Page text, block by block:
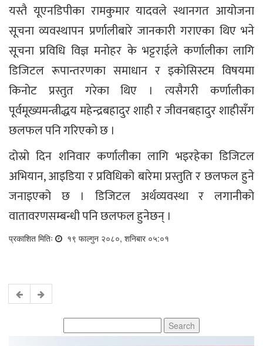
यस्तै यूएनडिपीका रामकुमार यादवले स्थानगत आयोजना
सूचना व्यवस्थापन प्रर्णालीबारे जानकारी गराएका थिए भने
सूचना प्रविधि विज्ञ मनोहर के भट्टराईले कर्णालीका लागि
डिजिटल रूपान्तरणका समाधान र इकोसिस्टम विषयमा
किनोट प्रस्तुत गरेका थिए । त्यसैगरी कर्णालीका
पूर्वमूख्यमन्त्रीद्धय महेन्द्रबहादुर शाही र जीवनबहादुर शाहीसँग
छलफल पनि गरिएको छ ।
दोस्रो दिन शनिवार कर्णालीका लागि भइरहेका डिजिटल
अभियान, आइडिया र प्रविधिको बारेमा प्रस्तुति र छलफल हुने
जनाइएको छ । डिजिटल अर्थव्यवस्था र लगानीको
वातावरणसम्बन्धी पनि छलफल हुनेछन् ।
प्रकाशित मितिः १९ फाल्गुन २०८०, शनिबार ०५:०१
for: